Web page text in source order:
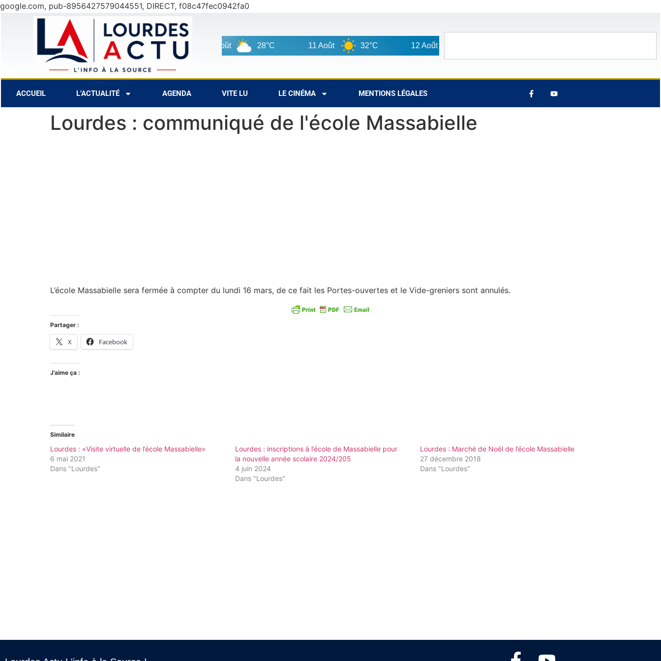
google.com, pub-8956427579044551, DIRECT, f08c47fec0942fa0
9 Août 30°C 28°C 11 Août 32°C 12 Août
ACCUEIL L’ACTUALITÉ AGENDA VITE LU LE CINÉMA MENTIONS LÉGALES
Lourdes : communiqué de l'école Massabielle
L’école Massabielle sera fermée à compter du lundi 16 mars, de ce fait les Portes-ouvertes et le Vide-greniers sont annulés.
Partager :
X Facebook
J’aime ça :
Similaire
Lourdes : «Visite virtuelle de l’école Massabielle»
6 mai 2021
Dans "Lourdes"
Lourdes : inscriptions à l’école de Massabielle pour
la nouvelle année scolaire 2024/205
4 juin 2024
Dans "Lourdes"
Lourdes : Marché de Noël de l’école Massabielle
27 décembre 2018
Dans "Lourdes"